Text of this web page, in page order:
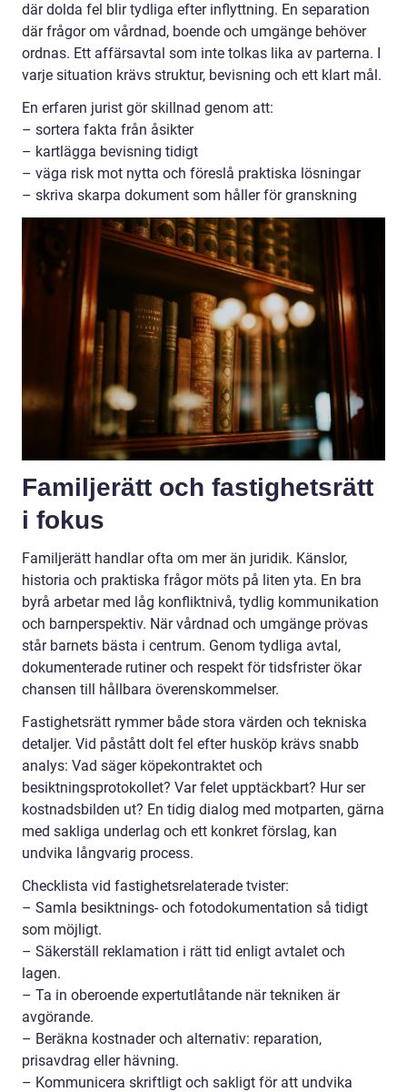
där dolda fel blir tydliga efter inflyttning. En separation
där frågor om vårdnad, boende och umgänge behöver
ordnas. Ett affärsavtal som inte tolkas lika av parterna. I
varje situation krävs struktur, bevisning och ett klart mål.
En erfaren jurist gör skillnad genom att:
– sortera fakta från åsikter
– kartlägga bevisning tidigt
– väga risk mot nytta och föreslå praktiska lösningar
– skriva skarpa dokument som håller för granskning
Familjerätt och fastighetsrätt
i fokus
Familjerätt handlar ofta om mer än juridik. Känslor,
historia och praktiska frågor möts på liten yta. En bra
byrå arbetar med låg konfliktnivå, tydlig kommunikation
och barnperspektiv. När vårdnad och umgänge prövas
står barnets bästa i centrum. Genom tydliga avtal,
dokumenterade rutiner och respekt för tidsfrister ökar
chansen till hållbara överenskommelser.
Fastighetsrätt rymmer både stora värden och tekniska
detaljer. Vid påstått dolt fel efter husköp krävs snabb
analys: Vad säger köpekontraktet och
besiktningsprotokollet? Var felet upptäckbart? Hur ser
kostnadsbilden ut? En tidig dialog med motparten, gärna
med sakliga underlag och ett konkret förslag, kan
undvika långvarig process.
Checklista vid fastighetsrelaterade tvister:
– Samla besiktnings- och fotodokumentation så tidigt
som möjligt.
– Säkerställ reklamation i rätt tid enligt avtalet och
lagen.
– Ta in oberoende expertutlåtande när tekniken är
avgörande.
– Beräkna kostnader och alternativ: reparation,
prisavdrag eller hävning.
– Kommunicera skriftligt och sakligt för att undvika